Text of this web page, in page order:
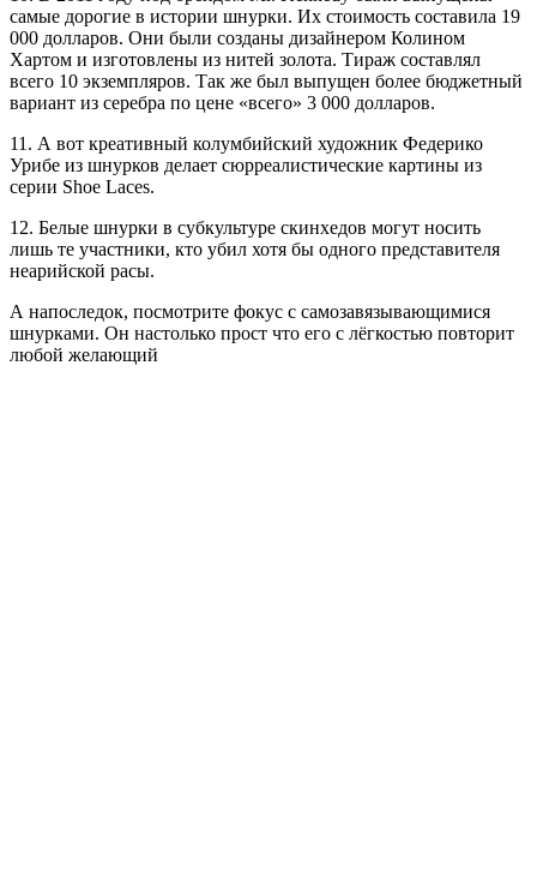
самые дорогие в истории шнурки. Их стоимость составила 19
000 долларов. Они были созданы дизайнером Колином
Хартом и изготовлены из нитей золота. Тираж составлял
всего 10 экземпляров. Так же был выпущен более бюджетный
вариант из серебра по цене «всего» 3 000 долларов.
11. А вот креативный колумбийский художник Федерико
Урибе из шнурков делает сюрреалистические картины из
серии Shoe Laces.
12. Белые шнурки в субкультуре скинхедов могут носить
лишь те участники, кто убил хотя бы одного представителя
неарийской расы.
А напоследок, посмотрите фокус с самозавязывающимися
шнурками. Он настолько прост что его с лёгкостью повторит
любой желающий